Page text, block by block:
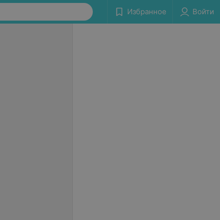
Избранное Войти